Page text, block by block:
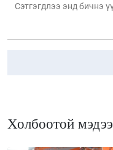
Холбоотой мэдээ